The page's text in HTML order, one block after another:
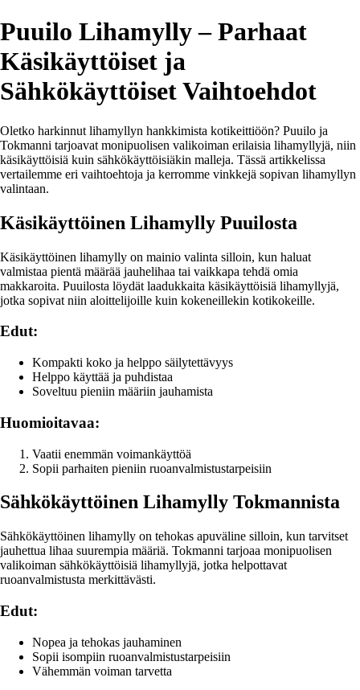
Puuilo Lihamylly – Parhaat
Käsikäyttöiset ja
Sähkökäyttöiset Vaihtoehdot
Oletko harkinnut lihamyllyn hankkimista kotikeittiöön? Puuilo ja
Tokmanni tarjoavat monipuolisen valikoiman erilaisia lihamyllyjä, niin
käsikäyttöisiä kuin sähkökäyttöisiäkin malleja. Tässä artikkelissa
vertailemme eri vaihtoehtoja ja kerromme vinkkejä sopivan lihamyllyn
valintaan.
Käsikäyttöinen Lihamylly Puuilosta
Käsikäyttöinen lihamylly on mainio valinta silloin, kun haluat
valmistaa pientä määrää jauhelihaa tai vaikkapa tehdä omia
makkaroita. Puuilosta löydät laadukkaita käsikäyttöisiä lihamyllyjä,
jotka sopivat niin aloittelijoille kuin kokeneillekin kotikokeille.
Edut:
Kompakti koko ja helppo säilytettävyys
Helppo käyttää ja puhdistaa
Soveltuu pieniin määriin jauhamista
Huomioitavaa:
Vaatii enemmän voimankäyttöä
Sopii parhaiten pieniin ruoanvalmistustarpeisiin
Sähkökäyttöinen Lihamylly Tokmannista
Sähkökäyttöinen lihamylly on tehokas apuväline silloin, kun tarvitset
jauhettua lihaa suurempia määriä. Tokmanni tarjoaa monipuolisen
valikoiman sähkökäyttöisiä lihamyllyjä, jotka helpottavat
ruoanvalmistusta merkittävästi.
Edut:
Nopea ja tehokas jauhaminen
Sopii isompiin ruoanvalmistustarpeisiin
Vähemmän voiman tarvetta